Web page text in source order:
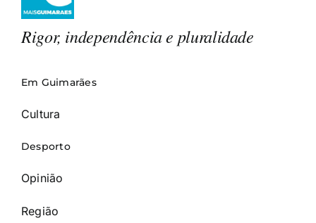
Rigor, independência e pluralidade
Em Guimarães
Cultura
Desporto
Opinião
Região